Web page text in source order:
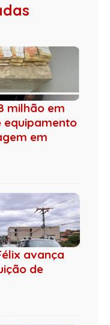
milhão em
equipamento
em
avança
de